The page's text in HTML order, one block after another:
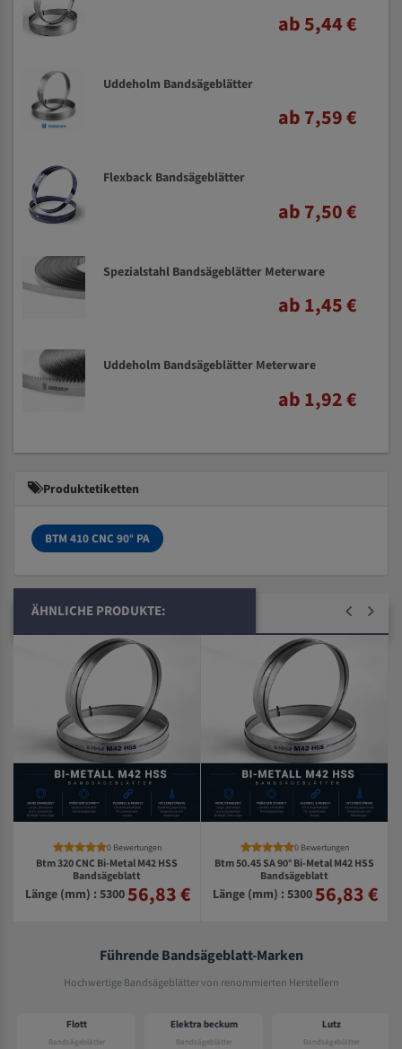
ab 5,44 €
Uddeholm Bandsägeblätter
ab 7,59 €
Flexback Bandsägeblätter
ab 7,50 €
Spezialstahl Bandsägeblätter Meterware
ab 1,45 €
Uddeholm Bandsägeblätter Meterware
ab 1,92 €
Produktetiketten
BTM 410 CNC 90° PA
ÄHNLICHE PRODUKTE:
0 Bewertungen
Btm 320 CNC Bi-Metal M42 HSS
Bandsägeblatt
Länge (mm) : 530056,83 €
0 Bewertungen
Btm 50.45 SA 90° Bi-Metal M42 HSS
Bandsägeblatt
Länge (mm) : 530056,83 €
Führende Bandsägeblatt-Marken
Hochwertige Bandsägeblätter von renommierten Herstellern
Flott
Bandsägeblätter
Elektra beckum
Bandsägeblätter
Lutz
Bandsägeblätter